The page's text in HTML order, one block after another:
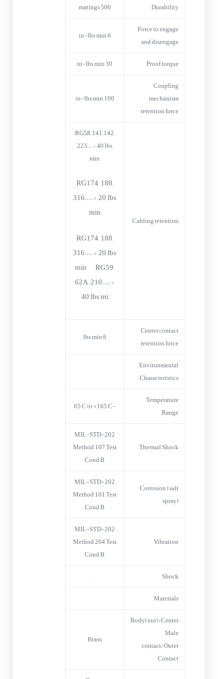
Durability
500 matings
Force to engage
and disengage
6 in-lbs min
Proof torque
30 in-lbs min
Coupling
mechanism
retention force
100 in-lbs min
Cabling retention
RG58, 141, 142,
223… > 40 lbs
min
RG174, 188,
316…. > 20 lbs
min
RG174, 188,
316…. > 20 lbs
min RG59,
62A, 210…. >
40 lbs mi
Center contact
retention force
6 lbs min
Environmental
Characteristics
Temperature
Range
-65°C to +165°C
Thermal Shock
MIL-STD-202
Method 107 Test
Cond B
Corrosion (salt
spray)
MIL-STD-202
Method 101 Test
Cond B
Vibration
MIL-STD-202
Method 204 Test
Cond B
Shock
–
Materials
Body(nut)/Center
Male
contact/Outer
Contact
Brass